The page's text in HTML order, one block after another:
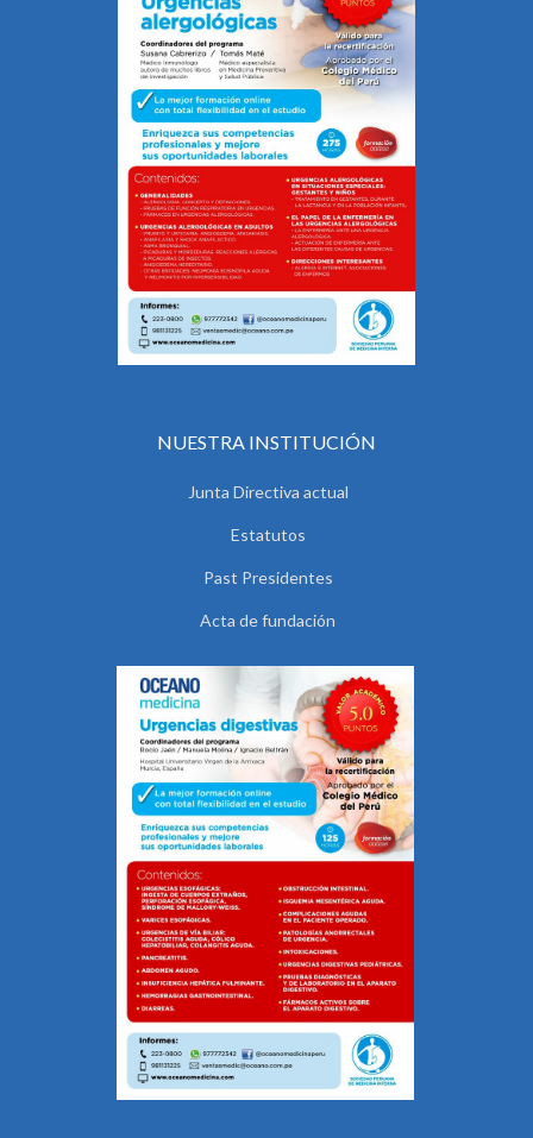
NUESTRA INSTITUCIÓN
Junta Directiva actual
Estatutos
Past Presidentes
Acta de fundación